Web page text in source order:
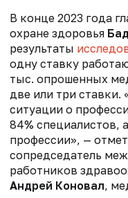
В конце 2023 года
охране здоровья
результаты
одну ставку
тыс. опрошенных
две или три ставки.
ситуации о
84% специалистов,
профессии», —
сопредседатель
работников
Андрей Коновал,